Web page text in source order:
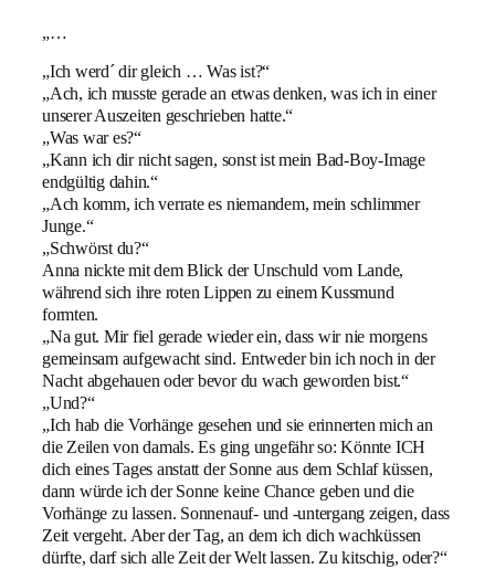
„…
„Ich werd´ dir gleich … Was ist?“
„Ach, ich musste gerade an etwas denken, was ich in einer
unserer Auszeiten geschrieben hatte.“
„Was war es?“
„Kann ich dir nicht sagen, sonst ist mein Bad-Boy-Image
endgültig dahin.“
„Ach komm, ich verrate es niemandem, mein schlimmer
Junge.“
„Schwörst du?“
Anna nickte mit dem Blick der Unschuld vom Lande,
während sich ihre roten Lippen zu einem Kussmund
formten.
„Na gut. Mir fiel gerade wieder ein, dass wir nie morgens
gemeinsam aufgewacht sind. Entweder bin ich noch in der
Nacht abgehauen oder bevor du wach geworden bist.“
„Und?“
„Ich hab die Vorhänge gesehen und sie erinnerten mich an
die Zeilen von damals. Es ging ungefähr so: Könnte ICH
dich eines Tages anstatt der Sonne aus dem Schlaf küssen,
dann würde ich der Sonne keine Chance geben und die
Vorhänge zu lassen. Sonnenauf- und -untergang zeigen, dass
Zeit vergeht. Aber der Tag, an dem ich dich wachküssen
dürfte, darf sich alle Zeit der Welt lassen. Zu kitschig, oder?“